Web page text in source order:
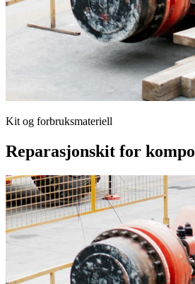
Kit og forbruksmateriell
Reparasjonskit for